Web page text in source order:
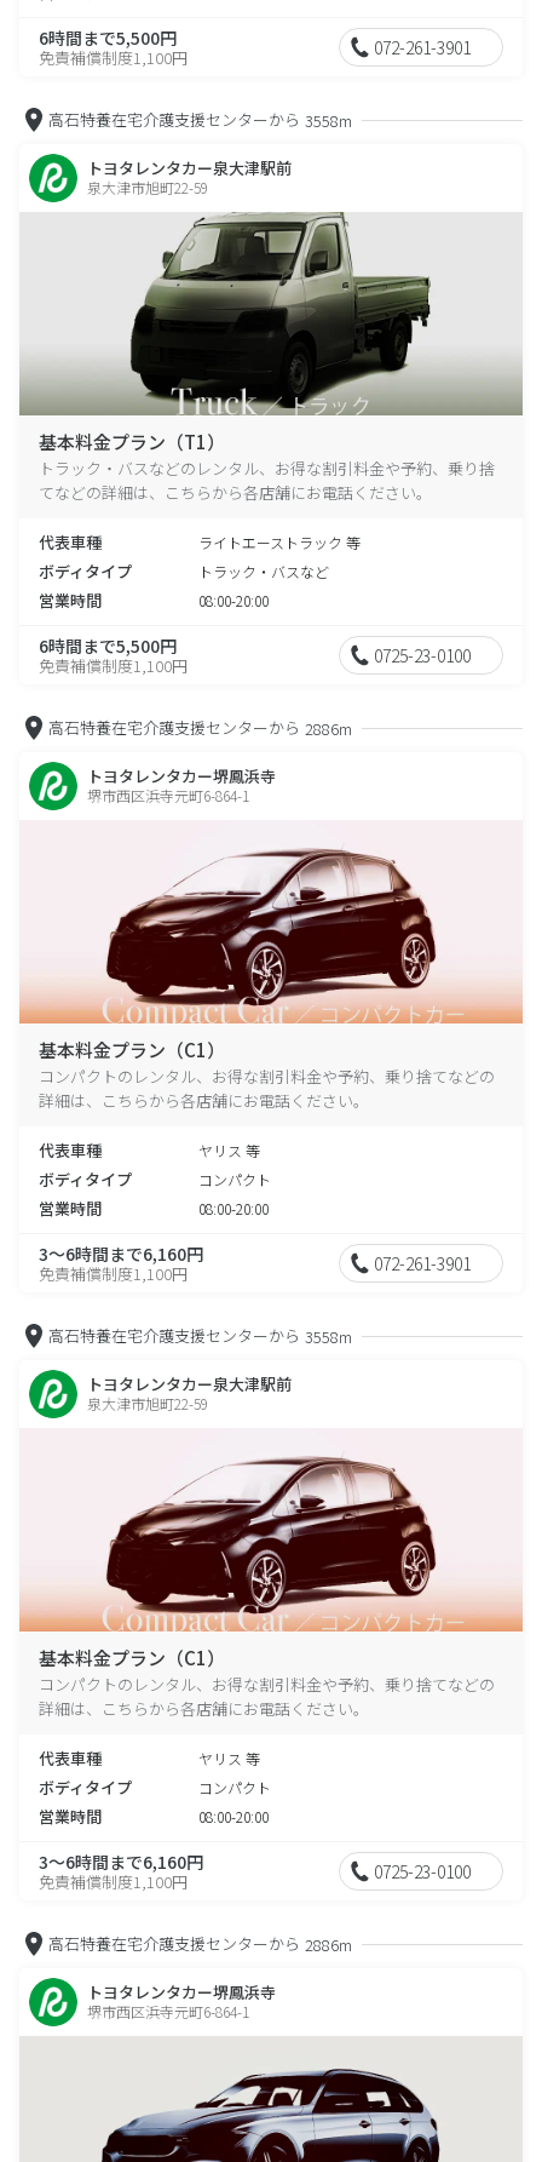
6時間まで5,500円
免責補償制度1,100円 072-261-3901
高石特養在宅介護支援センターから 3558m
トヨタレンタカー泉大津駅前
泉大津市旭町22-59
基本料金プラン（T1）
トラック・バスなどのレンタル、お得な割引料金や予約、乗り捨
てなどの詳細は、こちらから各店舗にお電話ください。
代表車種 ライトエーストラック 等
ボディタイプ トラック・バスなど
営業時間 08:00-20:00
6時間まで5,500円
免責補償制度1,100円 0725-23-0100
高石特養在宅介護支援センターから 2886m
トヨタレンタカー堺鳳浜寺
堺市西区浜寺元町6-864-1
基本料金プラン（C1）
コンパクトのレンタル、お得な割引料金や予約、乗り捨てなどの
詳細は、こちらから各店舗にお電話ください。
代表車種 ヤリス 等
ボディタイプ コンパクト
営業時間 08:00-20:00
3～6時間まで6,160円
免責補償制度1,100円 072-261-3901
高石特養在宅介護支援センターから 3558m
トヨタレンタカー泉大津駅前
泉大津市旭町22-59
基本料金プラン（C1）
コンパクトのレンタル、お得な割引料金や予約、乗り捨てなどの
詳細は、こちらから各店舗にお電話ください。
代表車種 ヤリス 等
ボディタイプ コンパクト
営業時間 08:00-20:00
3～6時間まで6,160円
免責補償制度1,100円 0725-23-0100
高石特養在宅介護支援センターから 2886m
トヨタレンタカー堺鳳浜寺
堺市西区浜寺元町6-864-1